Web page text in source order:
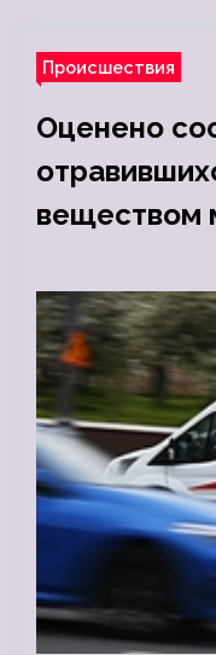
Происшествия
Оценено
веществом